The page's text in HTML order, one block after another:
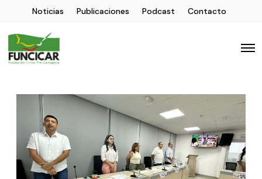
Noticias Publicaciones Podcast Contacto